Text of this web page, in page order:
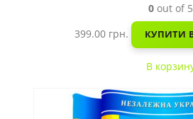
0out of 5
399.00 грн. КУПИТИ
В